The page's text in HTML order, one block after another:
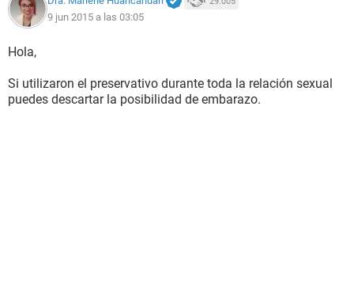
9 jun 2015 a las 03:05
Hola,
Si utilizaron el preservativo durante toda la relación sexual
puedes descartar la posibilidad de embarazo.